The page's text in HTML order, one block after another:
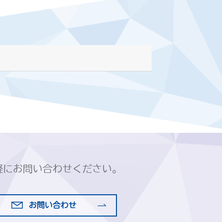
お問い合わせください。
お問い合わせ